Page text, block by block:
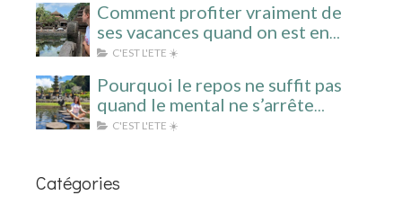
Comment profiter vraiment de
ses vacances quand on est en
surcharge mentale ?
C'EST L'ETE ☀️
Pourquoi le repos ne suffit pas
quand le mental ne s’arrête
jamais ?
C'EST L'ETE ☀️
Catégories